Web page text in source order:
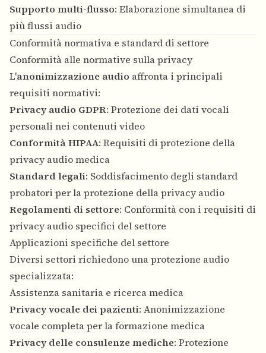
Supporto multi-flusso: Elaborazione simultanea di
più flussi audio
Conformità normativa e standard di settore
Conformità alle normative sulla privacy
L'anonimizzazione audio affronta i principali
requisiti normativi:
Privacy audio GDPR: Protezione dei dati vocali
personali nei contenuti video
Conformità HIPAA: Requisiti di protezione della
privacy audio medica
Standard legali: Soddisfacimento degli standard
probatori per la protezione della privacy audio
Regolamenti di settore: Conformità con i requisiti di
privacy audio specifici del settore
Applicazioni specifiche del settore
Diversi settori richiedono una protezione audio
specializzata:
Assistenza sanitaria e ricerca medica
Privacy vocale dei pazienti: Anonimizzazione
vocale completa per la formazione medica
Privacy delle consulenze mediche: Protezione